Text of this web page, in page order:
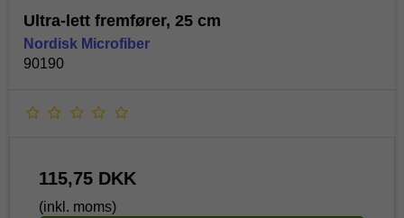
Ultra-lett fremfører, 25 cm
Nordisk Microfiber
90190
115,75 DKK
(inkl. moms)